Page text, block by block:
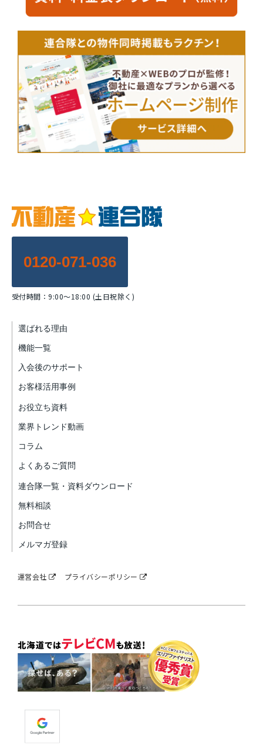
0120-071-036
受付時間：9:00～18:00 (土日祝除く)
選ばれる理由
機能一覧
入会後のサポート
お客様活用事例
お役立ち資料
業界トレンド動画
コラム
よくあるご質問
連合隊一覧・資料ダウンロード
無料相談
お問合せ
メルマガ登録
運営会社 プライバシーポリシー